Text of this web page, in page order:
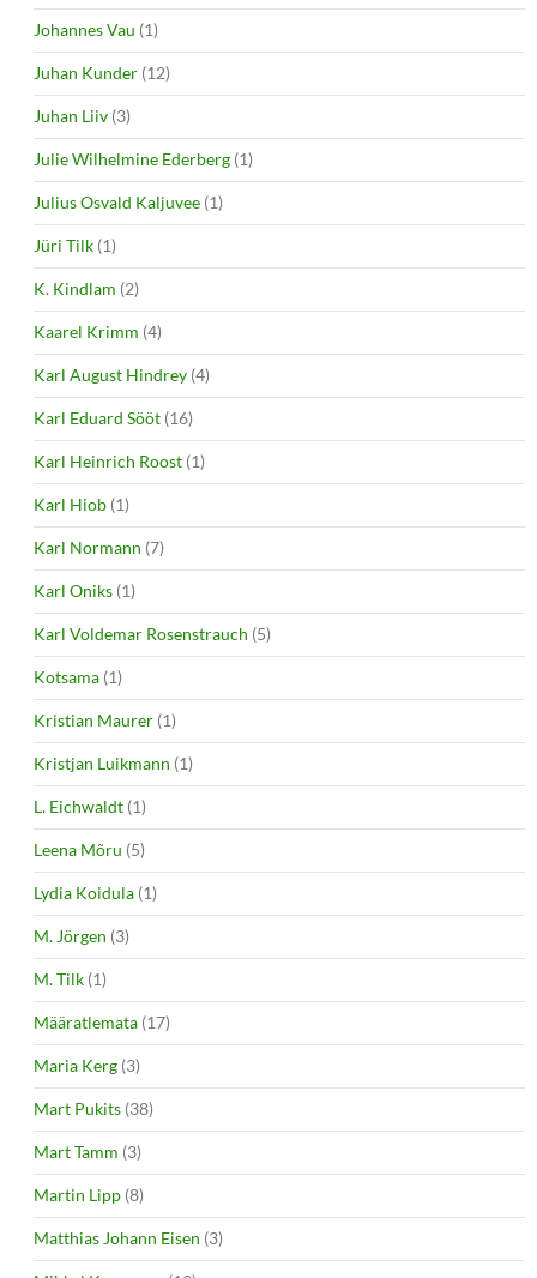
Johannes Vau (1)
Juhan Kunder (12)
Juhan Liiv (3)
Julie Wilhelmine Ederberg (1)
Julius Osvald Kaljuvee (1)
Jüri Tilk (1)
K. Kindlam (2)
Kaarel Krimm (4)
Karl August Hindrey (4)
Karl Eduard Sööt (16)
Karl Heinrich Roost (1)
Karl Hiob (1)
Karl Normann (7)
Karl Oniks (1)
Karl Voldemar Rosenstrauch (5)
Kotsama (1)
Kristian Maurer (1)
Kristjan Luikmann (1)
L. Eichwaldt (1)
Leena Mõru (5)
Lydia Koidula (1)
M. Jörgen (3)
M. Tilk (1)
Määratlemata (17)
Maria Kerg (3)
Mart Pukits (38)
Mart Tamm (3)
Martin Lipp (8)
Matthias Johann Eisen (3)